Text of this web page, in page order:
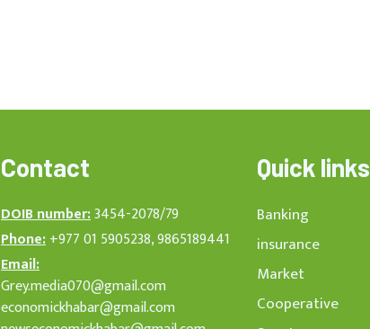
Contact
DOIB number:3454-2078/79
Phone:+977 01 5905238, 9865189441
Email:
Grey.media070@gmail.com
economickhabar@gmail.com
Quick links
Banking
insurance
Market
Cooperative